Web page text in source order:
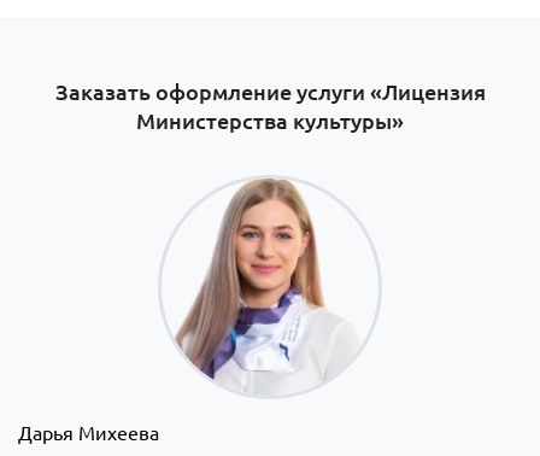
Заказать оформление услуги «Лицензия
Министерства культуры»
Дарья Михеева